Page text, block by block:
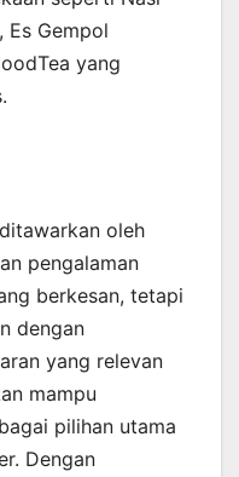
Es Gempol
yang
oleh
pengalaman
berkesan, tetapi
dengan
yang relevan
mampu
pilihan utama
Dengan